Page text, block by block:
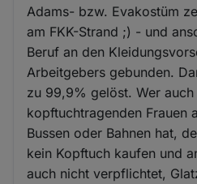
Adams- bzw. Evakostüm
am FKK-Strand ;) - und
Beruf an den
Arbeitgebers gebunden.
zu 99,9% gelöst. Wer
kopftuchtragenden Frauen
Bussen oder Bahnen hat,
kein Kopftuch kaufen und
auch nicht verpflichtet,